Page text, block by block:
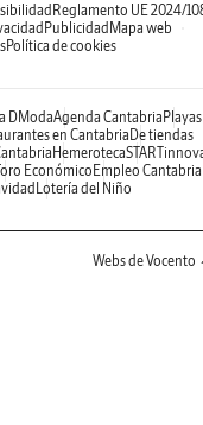
Reglamento UE 2024/
Publicidad Mapa web
Política de cookies
DModaAgenda Cantabria Playas
en Cantabria De tiendas
Hemeroteca
Económico Empleo Cantabria
Lotería del Niño
Webs de Vocento